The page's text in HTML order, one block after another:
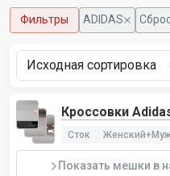
Фильтры ADIDAS
Кроссовки
Сток
Показать мешки в